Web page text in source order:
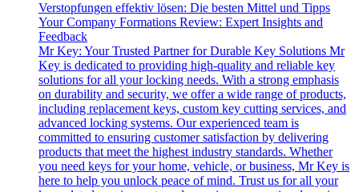
Verstopfungen effektiv lösen: Die besten Mittel und Tipps
Your Company Formations Review: Expert Insights and
Feedback
Mr Key: Your Trusted Partner for Durable Key Solutions Mr
Key is dedicated to providing high-quality and reliable key
solutions for all your locking needs. With a strong emphasis
on durability and security, we offer a wide range of products,
including replacement keys, custom key cutting services, and
advanced locking systems. Our experienced team is
committed to ensuring customer satisfaction by delivering
products that meet the highest industry standards. Whether
you need keys for your home, vehicle, or business, Mr Key is
here to help you unlock peace of mind. Trust us for all your